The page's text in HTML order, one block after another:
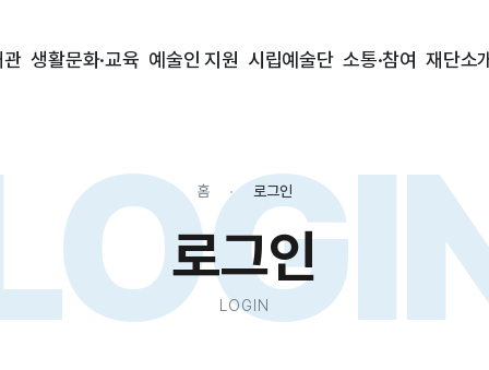
관 생활문화·교육 예술인 지원 시립예술단 소통·참여 재단소
홈 로그인
로그인
LOGIN